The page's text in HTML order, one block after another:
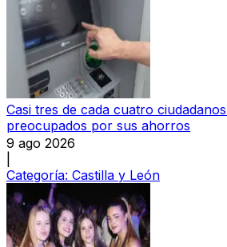
Casi tres de cada cuatro
preocupados por sus ahorros
9 ago 2026
Categoría: Castilla y León